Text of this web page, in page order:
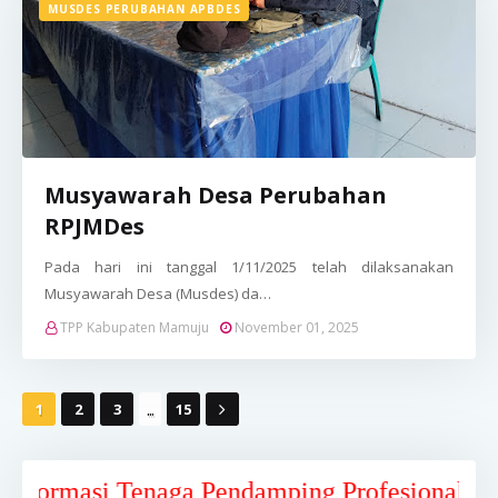
MUSDES PERUBAHAN APBDES
Musyawarah Desa Perubahan
RPJMDes
Pada hari ini tanggal 1/11/2025 telah dilaksanakan
Musyawarah Desa (Musdes) da…
TPP Kabupaten Mamuju November 01, 2025
1 2 3 ... 15
Pendamping Profesional Kabupaten